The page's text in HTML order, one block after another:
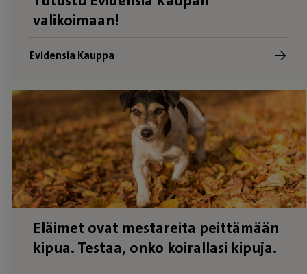
valikoimaan!
Evidensia Kauppa
Eläimet ovat mestareita peittämään
kipua. Testaa, onko koirallasi kipuja.